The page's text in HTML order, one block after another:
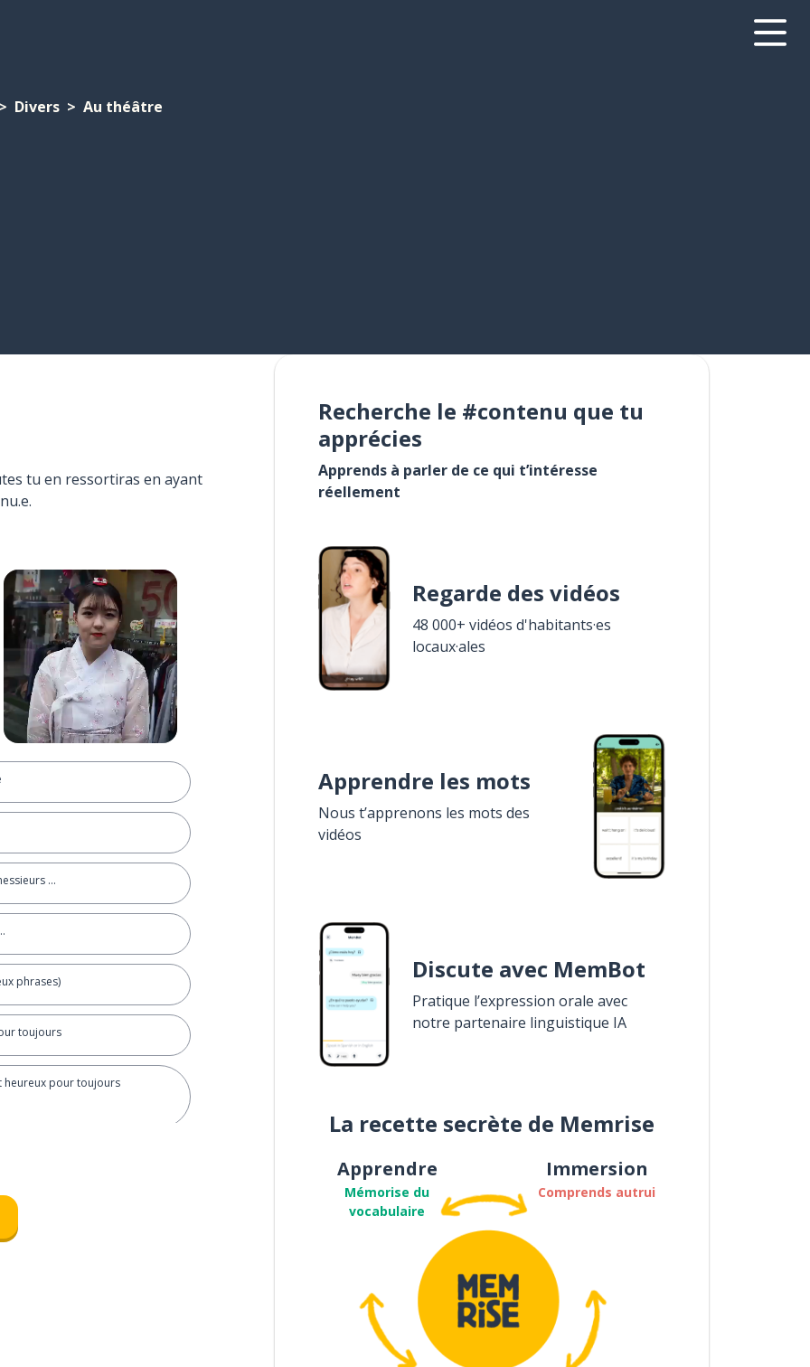
Divers Au théâtre
tu en ressortiras en ayant
...
phrases)
toujours
heureux pour toujours
Recherche le #contenu que tu
apprécies
Apprends à parler de ce qui t’intéresse
réellement
Regarde des vidéos
48 000+ vidéos d'habitants·es
locaux·ales
Apprendre les mots
Nous t’apprenons les mots des
vidéos
Discute avec MemBot
Pratique l’expression orale avec
notre partenaire linguistique IA
La recette secrète de Memrise
Apprendre
Mémorise du
vocabulaire
Immersion
Comprends autrui